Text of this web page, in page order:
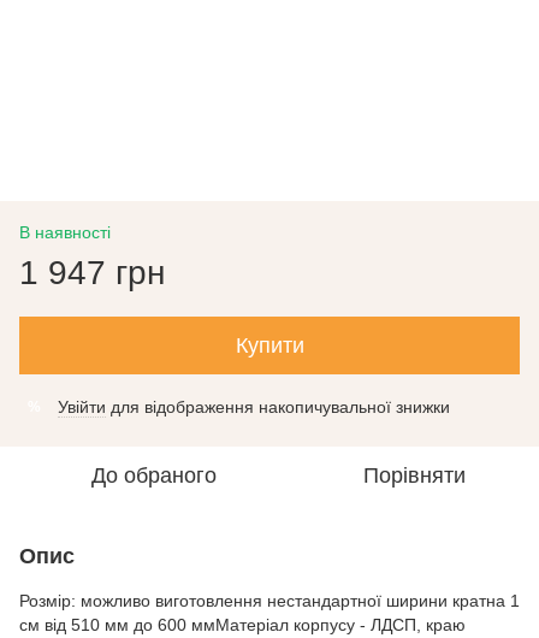
В наявності
1 947 грн
Купити
Увійти для відображення накопичувальної знижки
До обраного Порівняти
Опис
Розмір: можливо виготовлення нестандартної ширини кратна 1
см від 510 мм до 600 ммМатеріал корпусу - ЛДСП, краю